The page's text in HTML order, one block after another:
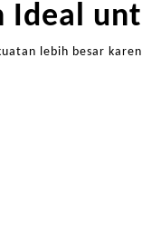
lebih besar